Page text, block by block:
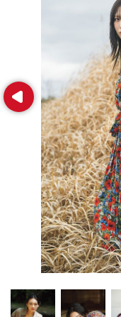
Prev